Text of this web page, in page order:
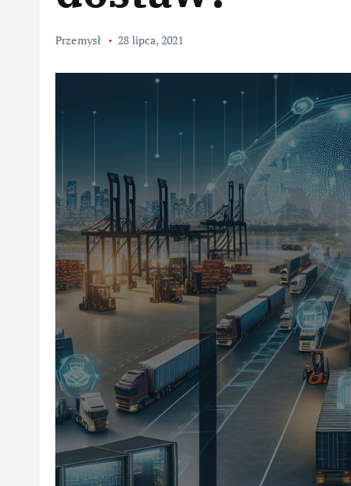
Przemysł 28 lipca, 2021